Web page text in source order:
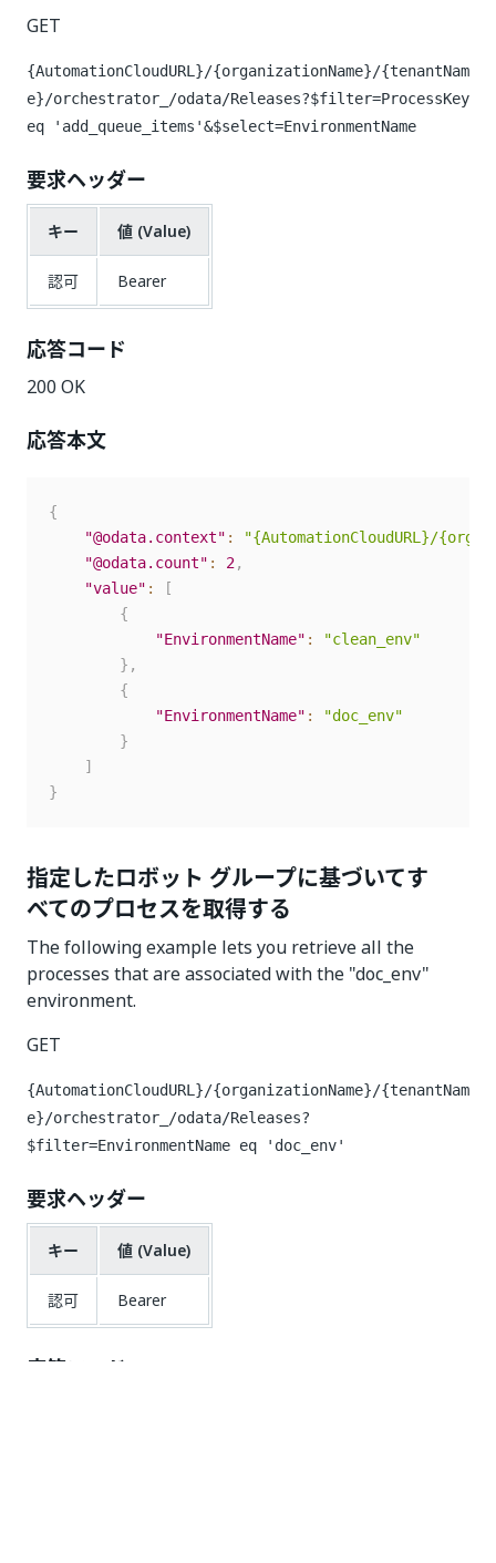
GET
{AutomationCloudURL}/{organizationName}/{tenantNam
e}/orchestrator_/odata/Releases?$filter=ProcessKey
eq 'add_queue_items'&$select=EnvironmentName
要求ヘッダー
キー 値 (Value)
認可 Bearer
応答コード
200 OK
応答本文
{
"@odata.context" :
"{AutomationCloudURL}/
"@odata.count" : 2,
"value" :
[
{
"EnvironmentName" :
"clean_env"
} ,
{
"EnvironmentName" :
"doc_env"
}
]
}
指定したロボット グループに基づいてす
べてのプロセスを取得する
The following example lets you retrieve all the
processes that are associated with the "doc_env"
environment.
GET
{AutomationCloudURL}/{organizationName}/{tenantNam
e}/orchestrator_/odata/Releases?
$filter=EnvironmentName eq 'doc_env'
要求ヘッダー
キー 値 (Value)
認可 Bearer
応答コード